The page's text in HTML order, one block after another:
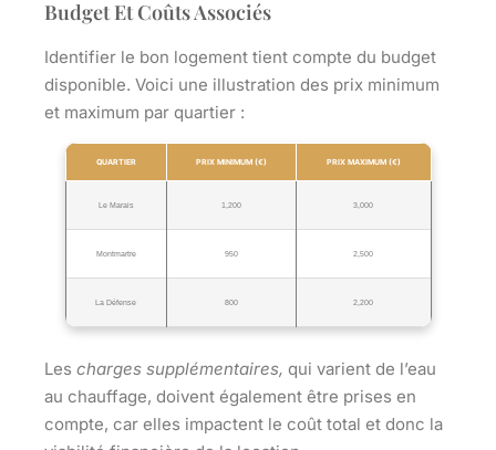
Budget Et Coûts Associés
Identifier le bon logement tient compte du budget
disponible. Voici une illustration des prix minimum
et maximum par quartier :
QUARTIER PRIX MINIMUM (€) PRIX MAXIMUM (€)
Le Marais 1,200 3,000
Montmartre 950 2,500
La Défense 800 2,200
Les charges supplémentaires, qui varient de l’eau
au chauffage, doivent également être prises en
compte, car elles impactent le coût total et donc la